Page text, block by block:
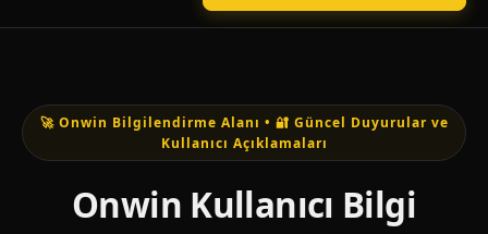
🚀 Onwin Bilgilendirme Alanı • 🔐 Güncel Duyurular ve
Kullanıcı Açıklamaları
Onwin Kullanıcı Bilgi